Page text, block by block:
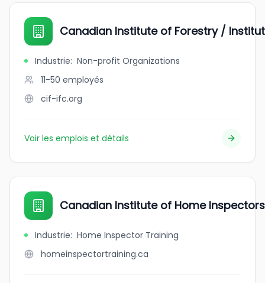
Canadian Institute of Forestry /
Industrie: Non-profit Organizations
11-50 employés
cif-ifc.org
Voir les emplois et détails
Canadian Institute of Home Inspectors
Industrie: Home Inspector Training
homeinspectortraining.ca